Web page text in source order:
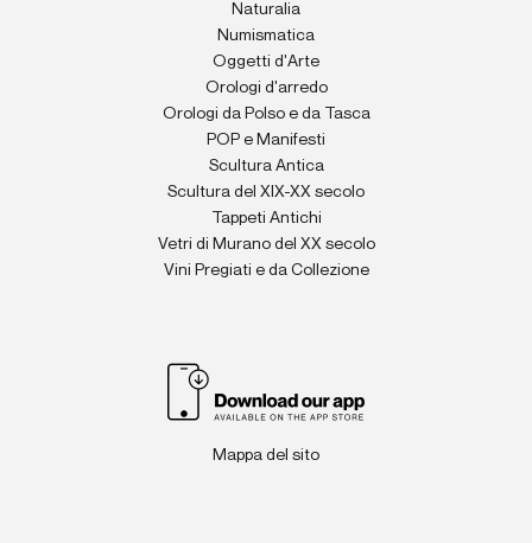
Naturalia
Numismatica
Oggetti d'Arte
Orologi d'arredo
Orologi da Polso e da Tasca
POP e Manifesti
Scultura Antica
Scultura del XIX-XX secolo
Tappeti Antichi
Vetri di Murano del XX secolo
Vini Pregiati e da Collezione
Mappa del sito